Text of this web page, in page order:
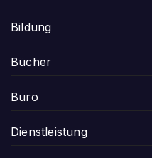
Bildung
Bücher
Büro
Dienstleistung